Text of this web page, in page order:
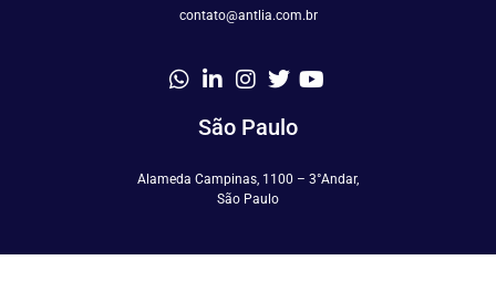
contato@antlia.com.br
São Paulo
Alameda Campinas, 1100 – 3°Andar,
São Paulo